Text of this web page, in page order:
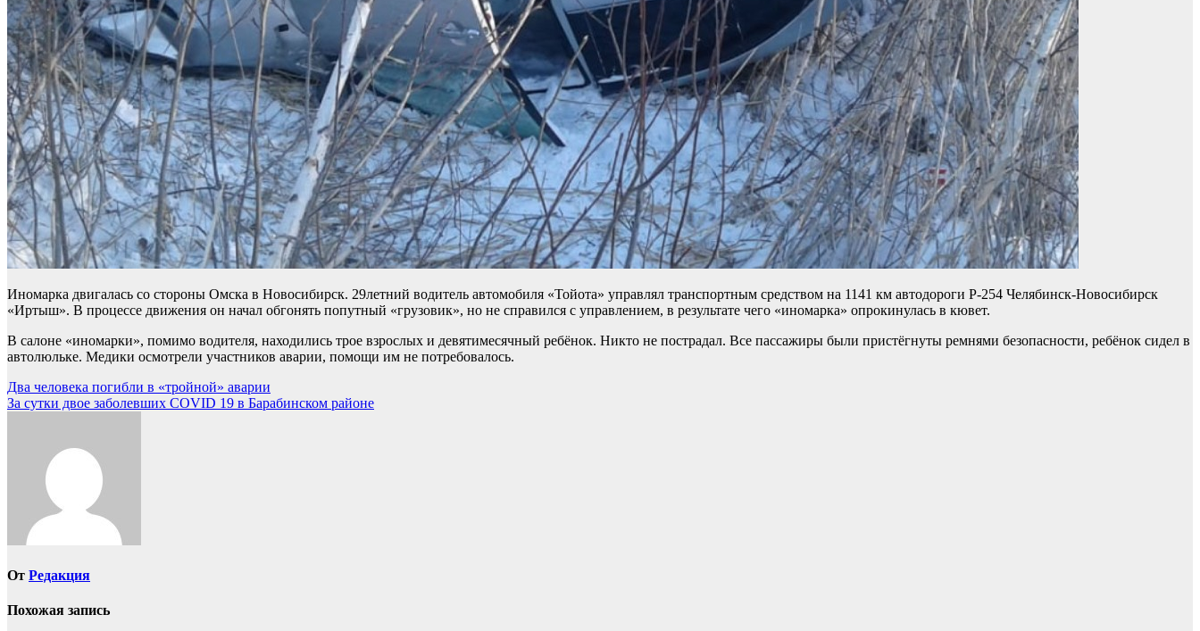
Иномарка двигалась со стороны Омска в Новосибирск. 29летний водитель автомобиля «Тойота» управлял транспортным средством на 1141 км автодороги Р-254 Челябинск-Новосибирск
«Иртыш». В процессе движения он начал обгонять попутный «грузовик», но не справился с управлением, в результате чего «иномарка» опрокинулась в кювет.
В салоне «иномарки», помимо водителя, находились трое взрослых и девятимесячный ребёнок. Никто не пострадал. Все пассажиры были пристёгнуты ремнями безопасности, ребёнок сидел в
автолюльке. Медики осмотрели участников аварии, помощи им не потребовалось.
Навигация
по
Два человека погибли в «тройной» аварии
За сутки двое заболевших COVID 19 в Барабинском районе
От Редакция
Похожая запись